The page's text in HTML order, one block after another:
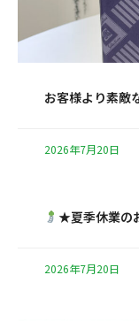
お客様より素敵
2026年7月20日
★夏季休業の
2026年7月20日